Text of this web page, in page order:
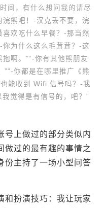
间，有什么想问我的请尽
浣熊吧！-汉克丢不要，浣
喜欢吃什么早餐？-那当然
你为什么这么毛茸茸？-这
啊。”“-你有其他熊朋友
你都是在哪里推广《熊
能收到 Wifi 信号吗？-我
觉得是有信号的，吧？”
号上做过的部分类似内
做过的最有趣的事情之
份主持了一场小型问答
和扮演技巧：我让玩家